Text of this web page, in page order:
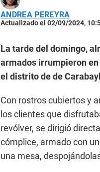
ANDREA PEREYRA
Actualizado el 02/09/2024,
La tarde del domingo,
armados irrumpieron en
el distrito de de
Con rostros cubiertos y
los clientes que
revólver, se dirigió
cómplice, armado con
una mesa,